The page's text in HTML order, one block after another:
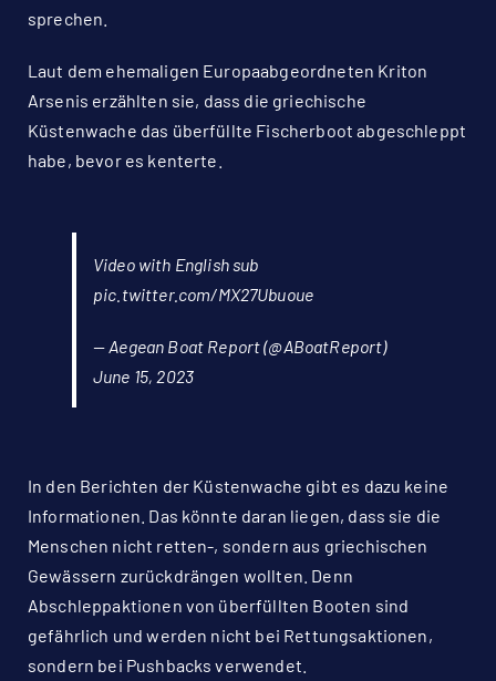
sprechen.
Laut dem ehemaligen Europaabgeordneten Kriton
Arsenis erzählten sie, dass die griechische
Küstenwache das überfüllte Fischerboot abgeschleppt
habe, bevor es kenterte.
Video with English sub
pic.twitter.com/MX27Ubuoue
— Aegean Boat Report (@ABoatReport)
June 15, 2023
In den Berichten der Küstenwache gibt es dazu keine
Informationen. Das könnte daran liegen, dass sie die
Menschen nicht retten-, sondern aus griechischen
Gewässern zurückdrängen wollten. Denn
Abschleppaktionen von überfüllten Booten sind
gefährlich und werden nicht bei Rettungsaktionen,
sondern bei Pushbacks verwendet.